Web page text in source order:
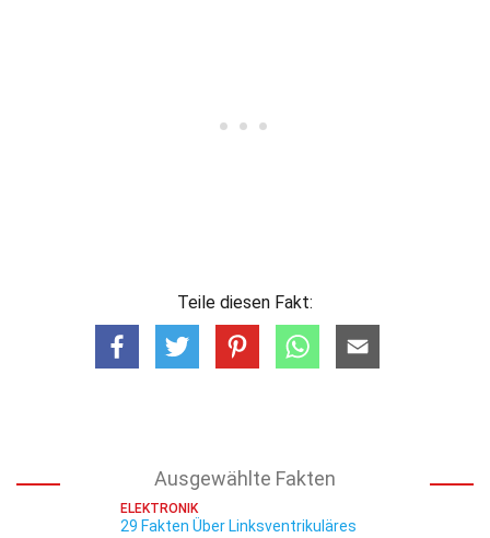
Teile diesen Fakt:
Ausgewählte Fakten
ELEKTRONIK
29 Fakten Über Linksventrikuläres